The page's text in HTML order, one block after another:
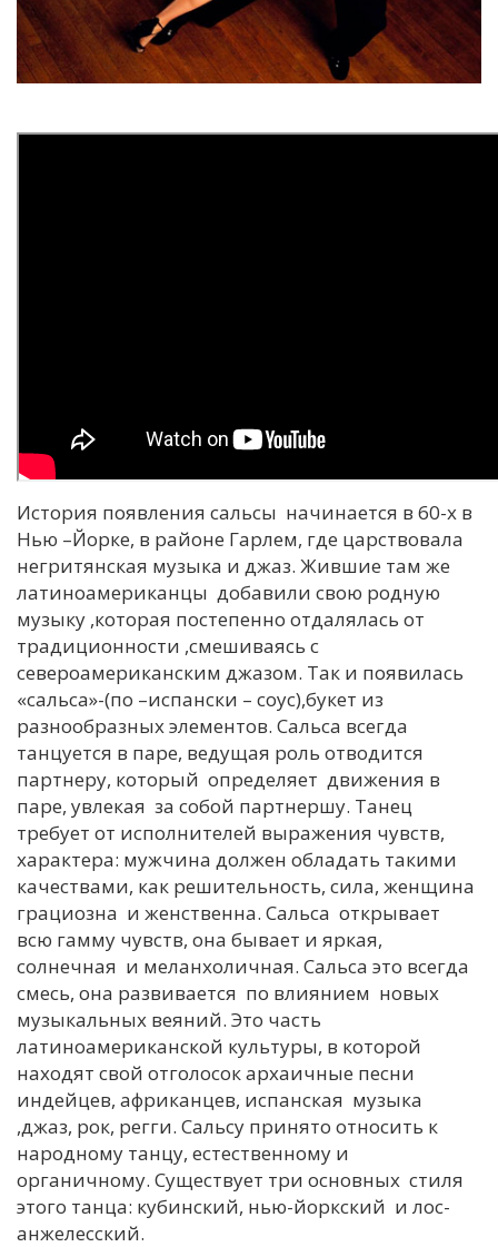
История появления сальсы начинается в 60-х в
Нью –Йорке, в районе Гарлем, где царствовала
негритянская музыка и джаз. Жившие там же
латиноамериканцы добавили свою родную
музыку ,которая постепенно отдалялась от
традиционности ,смешиваясь с
североамериканским джазом. Так и появилась
«сальса»-(по –испански – соус),букет из
разнообразных элементов. Сальса всегда
танцуется в паре, ведущая роль отводится
партнеру, который определяет движения в
паре, увлекая за собой партнершу. Танец
требует от исполнителей выражения чувств,
характера: мужчина должен обладать такими
качествами, как решительность, сила, женщина
грациозна и женственна. Сальса открывает
всю гамму чувств, она бывает и яркая,
солнечная и меланхоличная. Сальса это всегда
смесь, она развивается по влиянием новых
музыкальных веяний. Это часть
латиноамериканской культуры, в которой
находят свой отголосок архаичные песни
индейцев, африканцев, испанская музыка
,джаз, рок, регги. Сальсу принято относить к
народному танцу, естественному и
органичному. Существует три основных стиля
этого танца: кубинский, нью-йоркский и лос-
анжелесский.